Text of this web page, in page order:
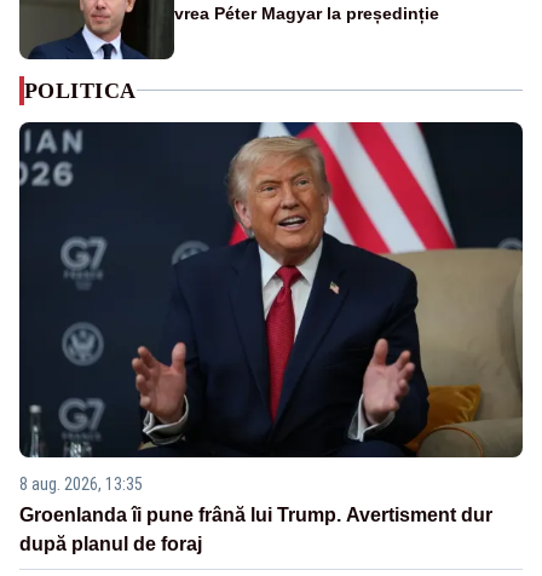
vrea Péter Magyar la președinție
POLITICA
8 aug. 2026, 13:35
Groenlanda îi pune frână lui Trump. Avertisment dur
după planul de foraj